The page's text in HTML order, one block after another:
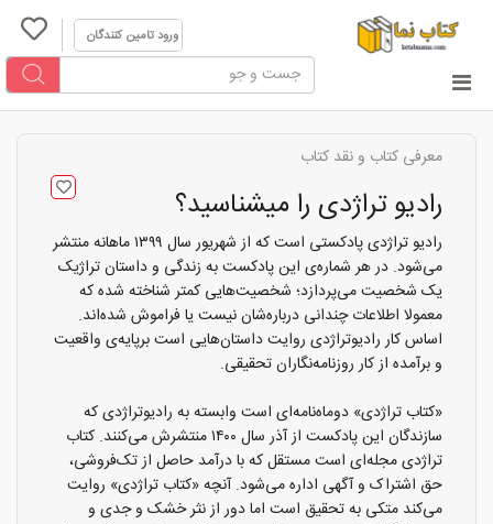
ورود تامین کنندگان
معرفی کتاب و نقد کتاب
رادیو تراژدی را میشناسید؟
رادیو تراژدی پادکستی است که از شهریور سال ۱۳۹۹ ماهانه منتشر
می‌شود. در هر شماره‌ی این پادکست به زندگی و داستان تراژیک
یک شخصیت می‌پردازد؛ شخصیت‌هایی کمتر شناخته شده که
معمولا اطلاعات چندانی درباره‌شان نیست یا فراموش شده‌اند.
اساس کار رادیوتراژدی روایت داستان‌هایی است برپایه‌ی واقعیت
و برآمده از کار روزنامه‌نگاران تحقیقی.
«کتاب تراژدی» دوماه‌نامه‌ای است وابسته به رادیوتراژدی که
سازندگان این پادکست از آذر سال ۱۴۰۰ منتشرش می‌کنند. کتاب
تراژدی مجله‌ای است مستقل که با درآمد حاصل از تک‌فروشی،
حق اشتراک و آگهی اداره می‌شود. آنچه «کتاب تراژدی» روایت
می‌کند متکی به تحقیق است اما دور از نثر خشک و جدی و